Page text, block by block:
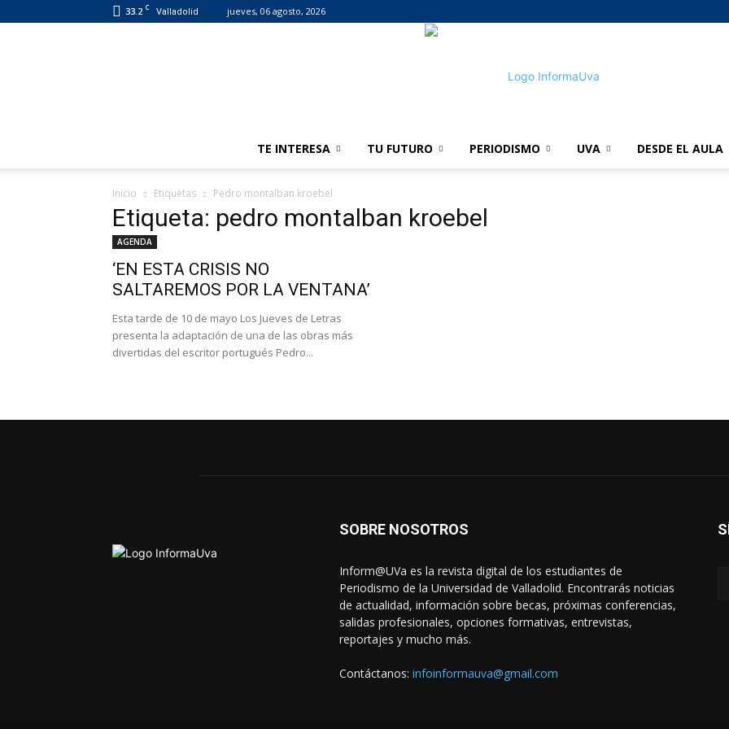
33.2 C Valladolid jueves, 06 agosto, 2026
TE INTERESA TU FUTURO PERIODISMO UVA DESDE EL AULA
Inicio Etiquetas Pedro montalban kroebel
Etiqueta: pedro montalban kroebel
AGENDA
‘EN ESTA CRISIS NO
SALTAREMOS POR LA VENTANA’
Esta tarde de 10 de mayo Los Jueves de Letras
presenta la adaptación de una de las obras más
divertidas del escritor portugués Pedro...
SOBRE NOSOTROS
Inform@UVa es la revista digital de los estudiantes de
Periodismo de la Universidad de Valladolid. Encontrarás noticias
de actualidad, información sobre becas, próximas conferencias,
salidas profesionales, opciones formativas, entrevistas,
reportajes y mucho más.
Contáctanos: infoinformauva@gmail.com